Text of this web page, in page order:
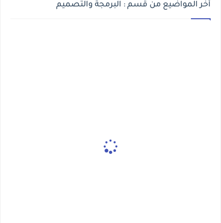
أخر المواضيع من قسم : البرمجة والتصميم